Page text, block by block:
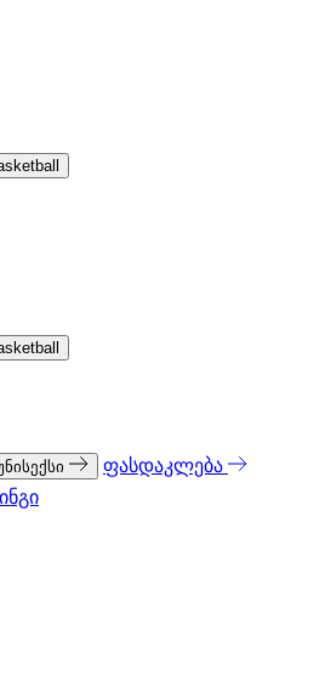
ფასდაკლება